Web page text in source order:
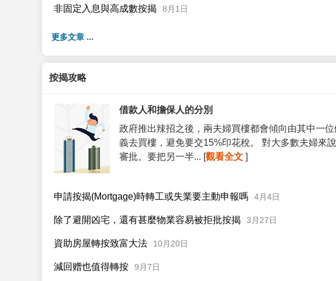
非固定入息與高成數按揭 8月1日
更多文章 ...
按揭攻略
借款人和擔保人的分別
政府推出辣招之後，兩夫婦買樓都會傾向由其中一
義去買樓，避免要交15%印花稅。 對大多數夫婦來
審批。要把另一半... [觀看全文 ]
申請按揭(Mortgage)時轉工或失業要主動申報嗎 4月4日
除了避開凶宅，還有甚麼物業容易被拒批按揭 3月27日
資助房屋轉按致富大法 10月20日
減回赠也值得轉按 9月7日